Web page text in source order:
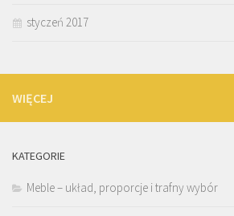
styczeń 2017
WIĘCEJ
KATEGORIE
Meble – układ, proporcje i trafny wybór